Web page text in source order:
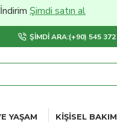
Şimdi satın al
ŞIMDI ARA:(+90) 545
YAŞAM KIŞISEL BAKIM